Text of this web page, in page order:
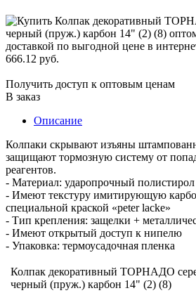
666.12 руб.
Получить доступ к оптовым ценам
В заказ
Описание
Колпаки скрывают изъяны
защищают тормозную систему от
реагентов.
- Материал: ударопрочный полистирол
- Имеют текстуру имитирующую
специальной краской «peter lacke»
- Тип крепления: защелки +
- Имеют открытый доступ к нипелю
- Упаковка: термоусадочная пленка
Колпак декоративный ТОРНАДО
черный (пруж.) карбон 14" (2) (8)